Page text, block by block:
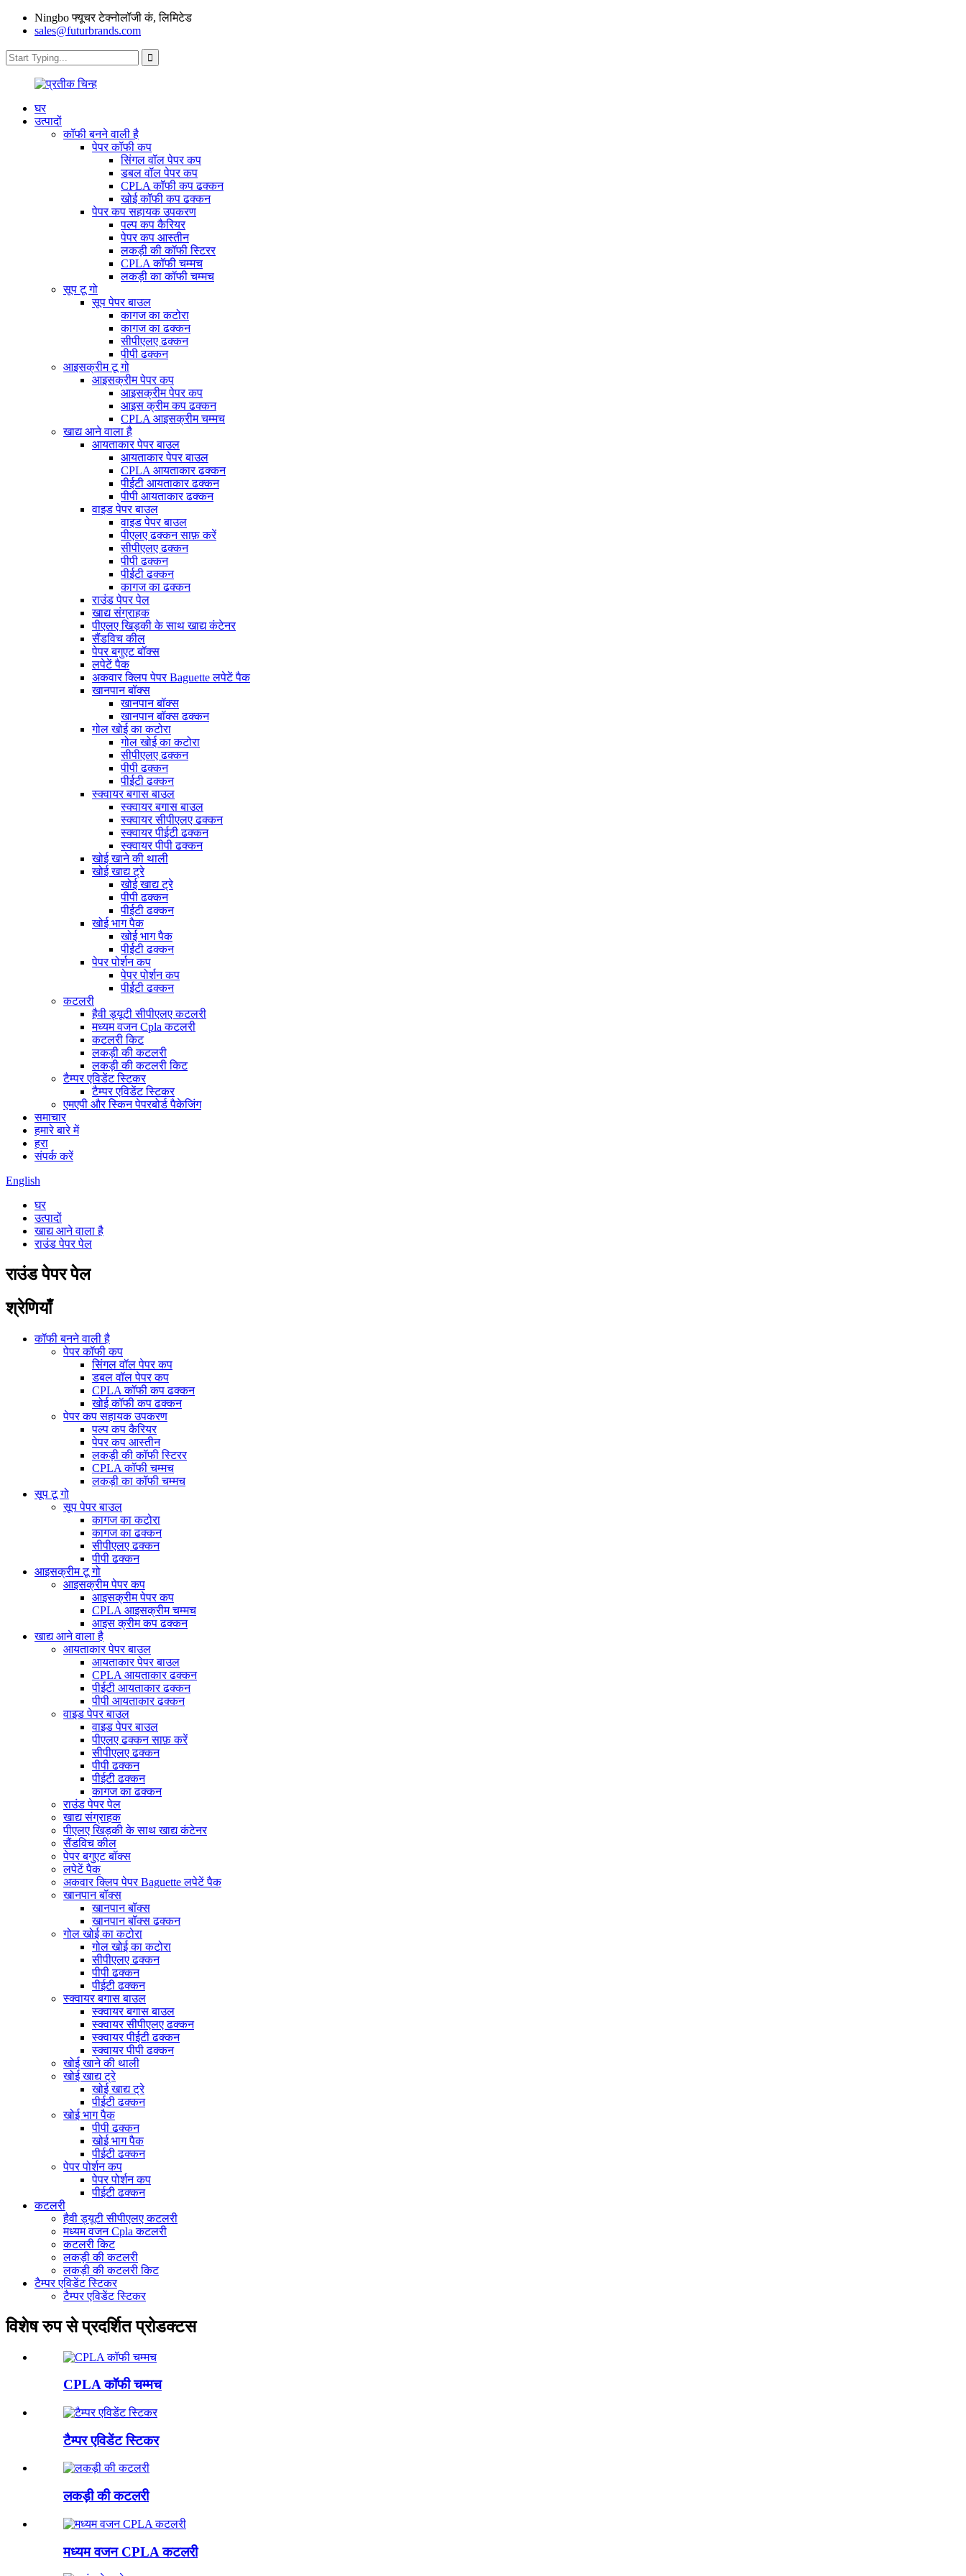
Ningbo फ्यूचर टेक्नोलॉजी कं, लिमिटेड
sales@futurbrands.com
घर
उत्पादों
कॉफी बनने वाली है
पेपर कॉफी कप
सिंगल वॉल पेपर कप
डबल वॉल पेपर कप
CPLA कॉफी कप ढक्कन
खोई कॉफी कप ढक्कन
पेपर कप सहायक उपकरण
पल्प कप कैरियर
पेपर कप आस्तीन
लकड़ी की कॉफी स्टिरर
CPLA कॉफी चम्मच
लकड़ी का कॉफी चम्मच
सूप टू गो
सूप पेपर बाउल
कागज का कटोरा
कागज का ढक्कन
सीपीएलए ढक्कन
पीपी ढक्कन
आइसक्रीम टू गो
आइसक्रीम पेपर कप
आइसक्रीम पेपर कप
आइस क्रीम कप ढक्कन
CPLA आइसक्रीम चम्मच
खाद्य आने वाला है
आयताकार पेपर बाउल
आयताकार पेपर बाउल
CPLA आयताकार ढक्कन
पीईटी आयताकार ढक्कन
पीपी आयताकार ढक्कन
वाइड पेपर बाउल
वाइड पेपर बाउल
पीएलए ढक्कन साफ़ करें
सीपीएलए ढक्कन
पीपी ढक्कन
पीईटी ढक्कन
कागज का ढक्कन
राउंड पेपर पेल
खाद्य संग्राहक
पीएलए खिड़की के साथ खाद्य कंटेनर
सैंडविच कील
पेपर बगुएट बॉक्स
लपेटें पैक
अकवार क्लिप पेपर Baguette लपेटें पैक
खानपान बॉक्स
खानपान बॉक्स
खानपान बॉक्स ढक्कन
गोल खोई का कटोरा
गोल खोई का कटोरा
सीपीएलए ढक्कन
पीपी ढक्कन
पीईटी ढक्कन
स्क्वायर बगास बाउल
स्क्वायर बगास बाउल
स्क्वायर सीपीएलए ढक्कन
स्क्वायर पीईटी ढक्कन
स्क्वायर पीपी ढक्कन
खोई खाने की थाली
खोई खाद्य ट्रे
खोई खाद्य ट्रे
पीपी ढक्कन
पीईटी ढक्कन
खोई भाग पैक
खोई भाग पैक
पीईटी ढक्कन
पेपर पोर्शन कप
पेपर पोर्शन कप
पीईटी ढक्कन
कटलरी
हैवी ड्यूटी सीपीएलए कटलरी
मध्यम वजन Cpla कटलरी
कटलरी किट
लकड़ी की कटलरी
लकड़ी की कटलरी किट
टैम्पर एविडेंट स्टिकर
टैम्पर एविडेंट स्टिकर
एमएपी और स्किन पेपरबोर्ड पैकेजिंग
समाचार
हमारे बारे में
हरा
संपर्क करें
English
घर
उत्पादों
खाद्य आने वाला है
राउंड पेपर पेल
राउंड पेपर पेल
श्रेणियाँ
कॉफी बनने वाली है
पेपर कॉफी कप
सिंगल वॉल पेपर कप
डबल वॉल पेपर कप
CPLA कॉफी कप ढक्कन
खोई कॉफी कप ढक्कन
पेपर कप सहायक उपकरण
पल्प कप कैरियर
पेपर कप आस्तीन
लकड़ी की कॉफी स्टिरर
CPLA कॉफी चम्मच
लकड़ी का कॉफी चम्मच
सूप टू गो
सूप पेपर बाउल
कागज का कटोरा
कागज का ढक्कन
सीपीएलए ढक्कन
पीपी ढक्कन
आइसक्रीम टू गो
आइसक्रीम पेपर कप
आइसक्रीम पेपर कप
CPLA आइसक्रीम चम्मच
आइस क्रीम कप ढक्कन
खाद्य आने वाला है
आयताकार पेपर बाउल
आयताकार पेपर बाउल
CPLA आयताकार ढक्कन
पीईटी आयताकार ढक्कन
पीपी आयताकार ढक्कन
वाइड पेपर बाउल
वाइड पेपर बाउल
पीएलए ढक्कन साफ़ करें
सीपीएलए ढक्कन
पीपी ढक्कन
पीईटी ढक्कन
कागज का ढक्कन
राउंड पेपर पेल
खाद्य संग्राहक
पीएलए खिड़की के साथ खाद्य कंटेनर
सैंडविच कील
पेपर बगुएट बॉक्स
लपेटें पैक
अकवार क्लिप पेपर Baguette लपेटें पैक
खानपान बॉक्स
खानपान बॉक्स
खानपान बॉक्स ढक्कन
गोल खोई का कटोरा
गोल खोई का कटोरा
सीपीएलए ढक्कन
पीपी ढक्कन
पीईटी ढक्कन
स्क्वायर बगास बाउल
स्क्वायर बगास बाउल
स्क्वायर सीपीएलए ढक्कन
स्क्वायर पीईटी ढक्कन
स्क्वायर पीपी ढक्कन
खोई खाने की थाली
खोई खाद्य ट्रे
खोई खाद्य ट्रे
पीईटी ढक्कन
खोई भाग पैक
पीपी ढक्कन
खोई भाग पैक
पीईटी ढक्कन
पेपर पोर्शन कप
पेपर पोर्शन कप
पीईटी ढक्कन
कटलरी
हैवी ड्यूटी सीपीएलए कटलरी
मध्यम वजन Cpla कटलरी
कटलरी किट
लकड़ी की कटलरी
लकड़ी की कटलरी किट
टैम्पर एविडेंट स्टिकर
टैम्पर एविडेंट स्टिकर
विशेष रुप से प्रदर्शित प्रोडक्टस
CPLA कॉफी चम्मच
टैम्पर एविडेंट स्टिकर
लकड़ी की कटलरी
मध्यम वजन CPLA कटलरी